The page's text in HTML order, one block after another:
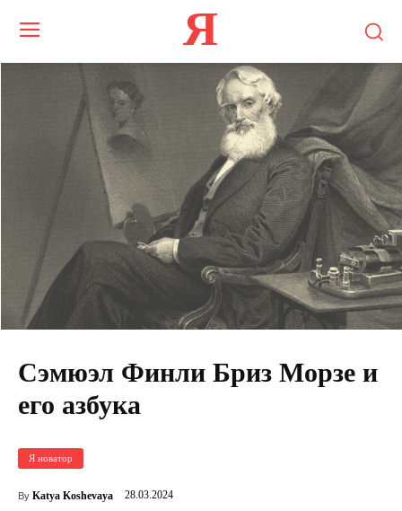
Я
Сэмюэл Финли Бриз Морзе и
его азбука
Я новатор
By Katya Koshevaya 28.03.2024